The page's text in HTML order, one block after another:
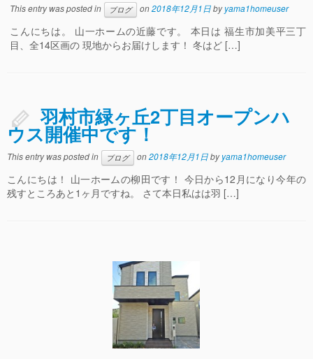
This entry was posted in ブログ on2018年12月1日byyama1homeuser
こんにちは。 山一ホームの近藤です。 本日は 福生市加美平三丁
目、全14区画の 現地からお届けします！ 冬はど […]
羽村市緑ヶ丘2丁目オープンハ
ウス開催中です！
This entry was posted in ブログ on2018年12月1日byyama1homeuser
こんにちは！ 山一ホームの柳田です！ 今日から12月になり今年の
残すところあと1ヶ月ですね。 さて本日私はは羽 […]